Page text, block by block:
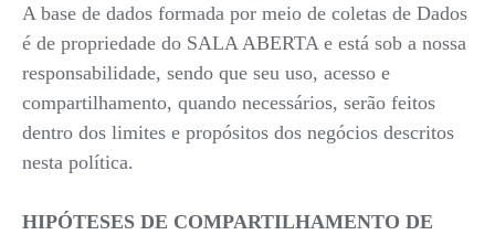
A base de dados formada por meio de coletas de Dados
é de propriedade do SALA ABERTA e está sob a nossa
responsabilidade, sendo que seu uso, acesso e
compartilhamento, quando necessários, serão feitos
dentro dos limites e propósitos dos negócios descritos
nesta política.
HIPÓTESES DE COMPARTILHAMENTO DE